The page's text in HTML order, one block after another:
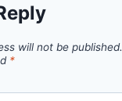
will not be published.
*